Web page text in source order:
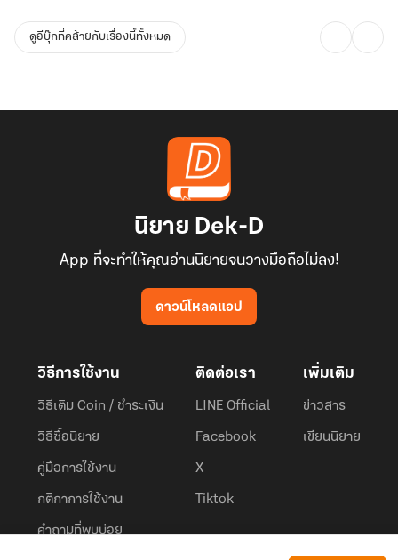
ดูอีบุ๊กที่คล้ายกับเรื่องนี้ทั้งหมด
นิยาย Dek-D
App ที่จะทำให้คุณอ่านนิยายจนวางมือถือไม่ลง!
ดาวน์โหลดแอป
วิธีการใช้งาน
วิธีเติม Coin / ชำระเงิน
วิธีซื้อนิยาย
คู่มือการใช้งาน
กติกาการใช้งาน
คำถามที่พบบ่อย
ติดต่อเรา
LINE Official
Facebook
X
Tiktok
เพิ่มเติม
ข่าวสาร
เขียนนิยาย